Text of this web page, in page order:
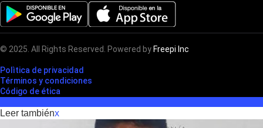
© 2025. All Rights Reserved. Powered byFreepi Inc
Polìtica de privacidad
Términos y condiciones
Código de ética
Leer tambiénx